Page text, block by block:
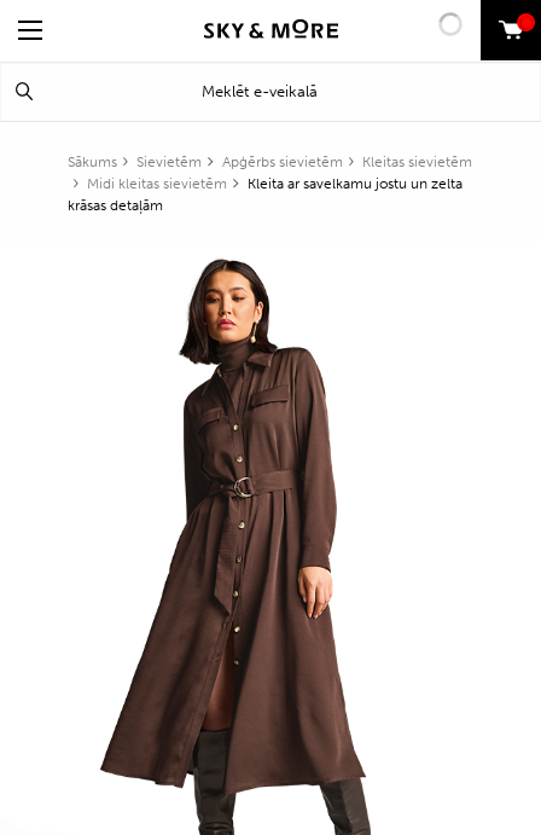
0
Sākums Sievietēm Apģērbs sievietēm
Kleitas sievietēm
Midi kleitas sievietēm
Kleita ar savelkamu jostu un zelta
krāsas detaļām